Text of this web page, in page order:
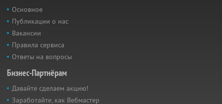
Основное
Публикации о нас
Вакансии
Правила сервиса
Ответы на вопросы
Бизнес-Партнёрам
Давайте сделаем акцию!
Заработайте, как Вебмастер